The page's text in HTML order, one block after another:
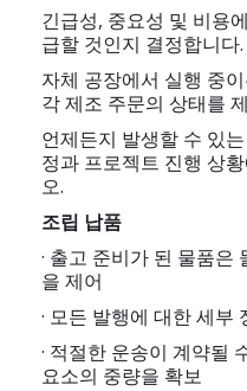
긴급성, 중요성 및 비용
급할 것인지 결정합니다.
자체 공장에서 실행 중
각 제조 주문의 상태를
언제든지 발생할 수 있
정과 프로젝트 진행 상
오.
조립 납품
· 출고 준비가 된 물품은
을 제어
· 모든 발행에 대한 세부
· 적절한 운송이 계약될
요소의 중량을 확보